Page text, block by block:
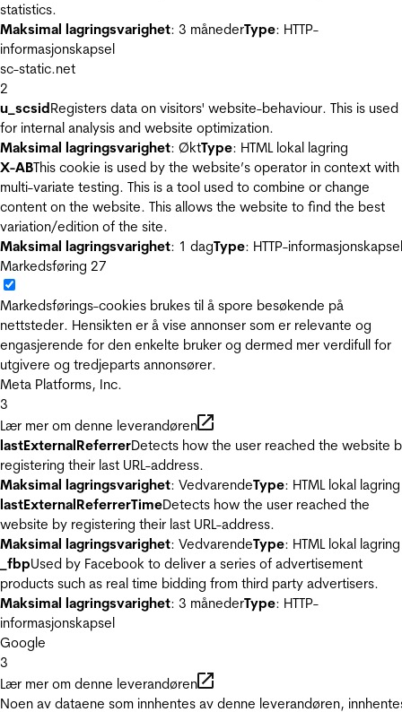
statistics.
Maksimal lagringsvarighet: 3 månederType: HTTP-
informasjonskapsel
sc-static.net
2
u_scsidRegisters data on visitors' website-behaviour. This is used
for internal analysis and website optimization.
Maksimal lagringsvarighet: ØktType: HTML lokal lagring
X-ABThis cookie is used by the website’s operator in context with
multi-variate testing. This is a tool used to combine or change
content on the website. This allows the website to find the best
variation/edition of the site.
Maksimal lagringsvarighet: 1 dagType: HTTP-informasjonskapsel
Markedsføring 27
Markedsførings-cookies brukes til å spore besøkende på
nettsteder. Hensikten er å vise annonser som er relevante og
engasjerende for den enkelte bruker og dermed mer verdifull for
utgivere og tredjeparts annonsører.
Meta Platforms, Inc.
3
Lær mer om denne leverandøren
lastExternalReferrerDetects how the user reached the website
registering their last URL-address.
Maksimal lagringsvarighet: VedvarendeType: HTML lokal lagring
lastExternalReferrerTimeDetects how the user reached the
website by registering their last URL-address.
Maksimal lagringsvarighet: VedvarendeType: HTML lokal lagring
_fbpUsed by Facebook to deliver a series of advertisement
products such as real time bidding from third party advertisers.
Maksimal lagringsvarighet: 3 månederType: HTTP-
informasjonskapsel
Google
3
Lær mer om denne leverandøren
Noen av dataene som innhentes av denne leverandøren,